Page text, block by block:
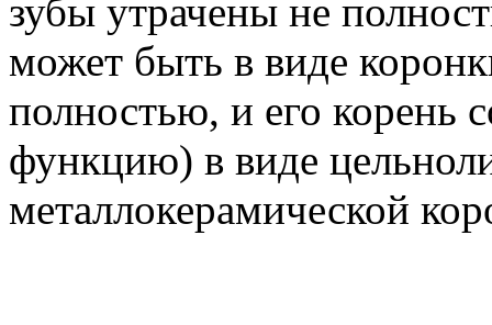
зубы утрачены не
может быть в виде
полностью, и его корень
функцию) в виде
металлокерамической